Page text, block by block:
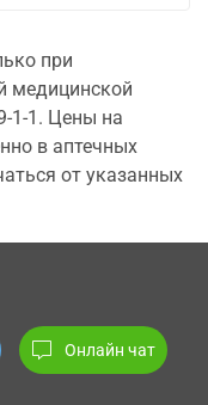
при
медицинской
1-1. Цены на
в аптечных
от указанных
Онлайн чат